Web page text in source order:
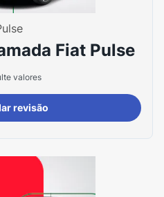
Fiat Pulse
valores
revisão